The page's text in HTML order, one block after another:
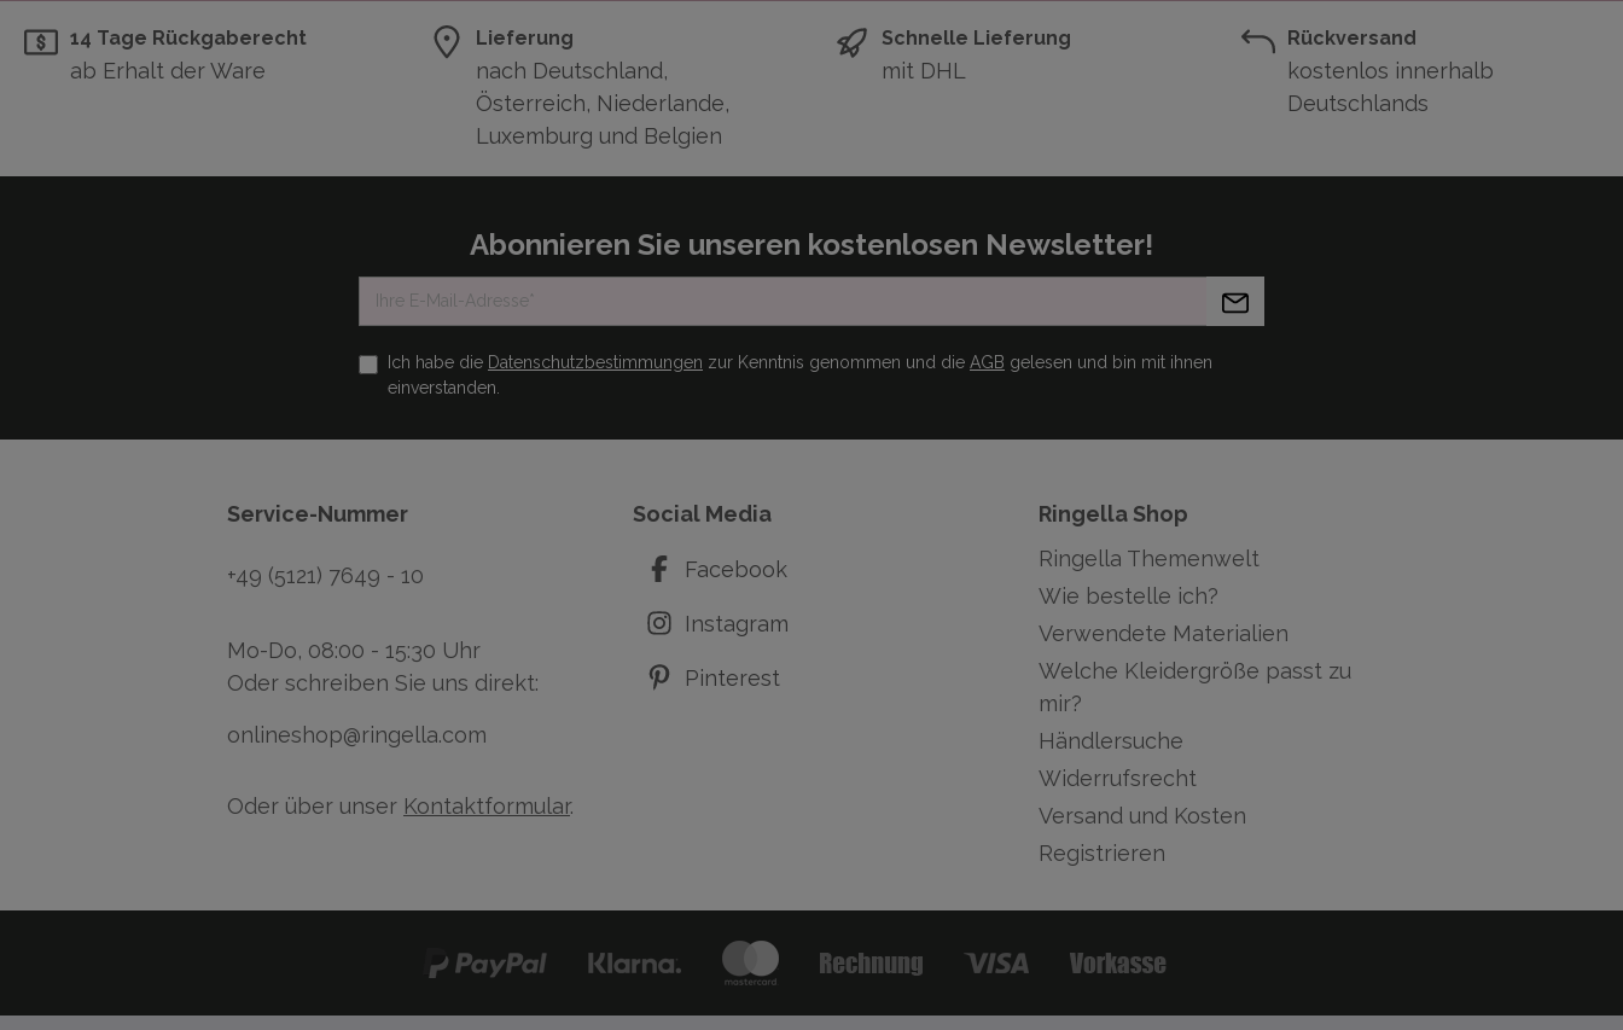
14 Tage Rückgaberecht
ab Erhalt der Ware
Lieferung
nach Deutschland,
Österreich, Niederlande,
Luxemburg und Belgien
Schnelle Lieferung
mit DHL
Rückversand
kostenlos innerhalb
Deutschlands
Abonnieren Sie unseren kostenlosen Newsletter!
Ich habe die Datenschutzbestimmungen zur Kenntnis genommen und die AGB gelesen und bin mit ihnen
einverstanden.
Service-Nummer
+49 (5121) 7649 - 10
Mo-Do, 08:00 - 15:30 Uhr
Oder schreiben Sie uns direkt:
onlineshop@ringella.com
Oder über unser Kontaktformular.
Social Media
Facebook
Instagram
Pinterest
Ringella Shop
Ringella Themenwelt
Wie bestelle ich?
Verwendete Materialien
Welche Kleidergröße passt zu
mir?
Händlersuche
Widerrufsrecht
Versand und Kosten
Registrieren